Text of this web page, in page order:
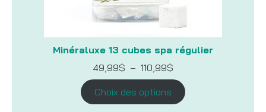
Minéraluxe 13 cubes spa régulier
49,99$ – 110,99$
de
prix :
49,99$
à
Choix des options